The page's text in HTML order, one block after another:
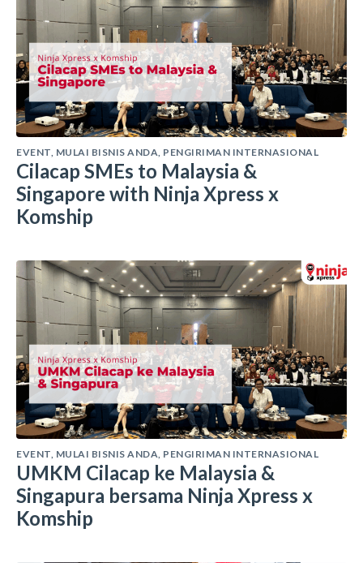
EVENT MULAI BISNIS ANDA PENGIRIMAN INTERNASIONAL
Cilacap SMEs to Malaysia &
Singapore with Ninja Xpress x
Komship
EVENT MULAI BISNIS ANDA PENGIRIMAN INTERNASIONAL
UMKM Cilacap ke Malaysia &
Singapura bersama Ninja Xpress x
Komship